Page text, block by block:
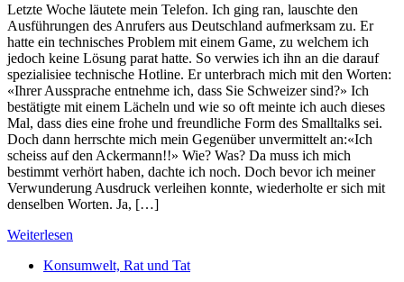
Letzte Woche läutete mein Telefon. Ich ging ran, lauschte den
Ausführungen des Anrufers aus Deutschland aufmerksam zu. Er
hatte ein technisches Problem mit einem Game, zu welchem ich
jedoch keine Lösung parat hatte. So verwies ich ihn an die darauf
spezialisiee technische Hotline. Er unterbrach mich mit den Worten:
«Ihrer Aussprache entnehme ich, dass Sie Schweizer sind?» Ich
bestätigte mit einem Lächeln und wie so oft meinte ich auch dieses
Mal, dass dies eine frohe und freundliche Form des Smalltalks sei.
Doch dann herrschte mich mein Gegenüber unvermittelt an:«Ich
scheiss auf den Ackermann!!» Wie? Was? Da muss ich mich
bestimmt verhört haben, dachte ich noch. Doch bevor ich meiner
Verwunderung Ausdruck verleihen konnte, wiederholte er sich mit
denselben Worten. Ja, […]
Weiterlesen
Konsumwelt, Rat und Tat